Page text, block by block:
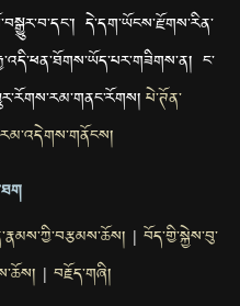
དེ་དག་ཡོངས་རྫོགས་རིན་
ང་
པེ་ཊོན་
| བོད་གྱི་སྐྱེས་བུ་
| བརྗོད་གཞི།